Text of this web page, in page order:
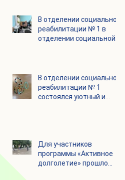
В отделении социальной
реабилитации № 1 в
отделении социальной
В отделении социальной
реабилитации № 1
состоялся уютный и
Для участников
программы «Активное
долголетие» прошло